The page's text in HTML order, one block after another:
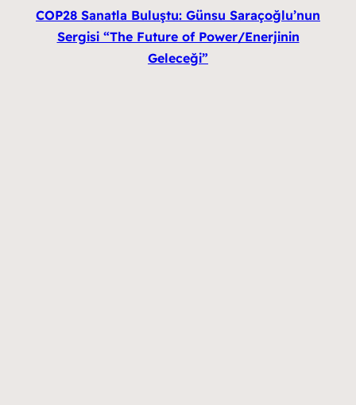
COP28 Sanatla Buluştu: Günsu Saraçoğlu’nun
Sergisi “The Future of Power/Enerjinin
Geleceği”